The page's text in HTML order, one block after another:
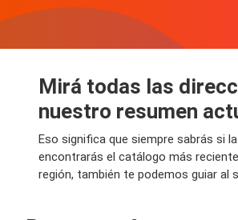
Mirá todas las
nuestro resumen
Eso significa que siempre sabrás si
encontrarás el catálogo más
región, también te podemos guiar al